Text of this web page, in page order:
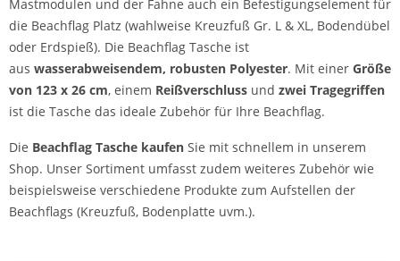
Mastmodulen und der Fahne auch ein Befestigungselement für
die Beachflag Platz (wahlweise Kreuzfuß Gr. L & XL, Bodendübel
oder Erdspieß). Die Beachflag Tasche ist
aus wasserabweisendem, robusten Polyester. Mit einer Größe
von 123 x 26 cm, einem Reißverschluss und zwei Tragegriffen
ist die Tasche das ideale Zubehör für Ihre Beachflag.
Die Beachflag Tasche kaufen Sie mit schnellem in unserem
Shop. Unser Sortiment umfasst zudem weiteres Zubehör wie
beispielsweise verschiedene Produkte zum Aufstellen der
Beachflags (Kreuzfuß, Bodenplatte uvm.).